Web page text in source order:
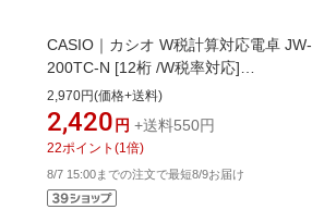
CASIO｜カシオ W税計算対応電卓 JW-
200TC-N [12桁 /W税率対応]
[JW200TCN]
2,970円(価格+送料)
2,420 円 +送料550円
22ポイント (1 倍)
8/7 15:00までの注文で最短8/9お届け